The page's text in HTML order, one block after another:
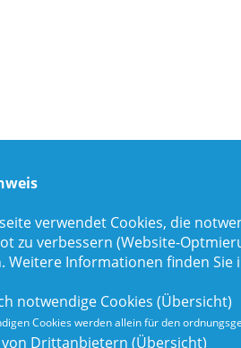
verwendet Cookies, die
zu verbessern (Website-
Weitere Informationen finden Sie
notwendige Cookies (Übersicht)
Cookies werden allein für den
von Drittanbietern (Übersicht)